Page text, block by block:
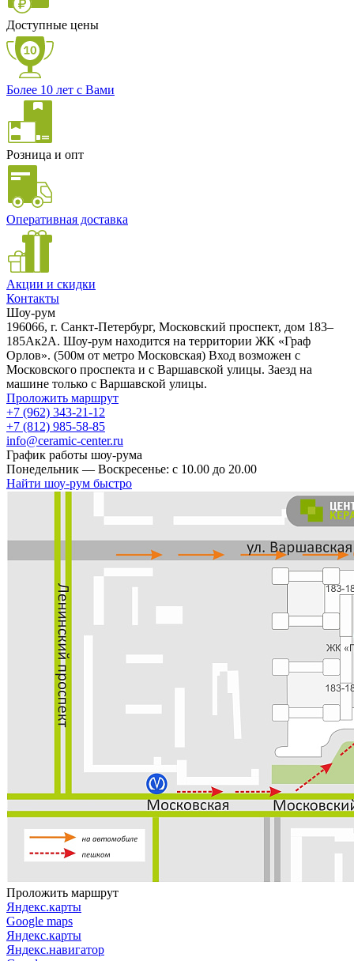
Доступные цены
Более 10 лет с Вами
Розница и опт
Оперативная доставка
Акции и скидки
Контакты
Шоу-рум
196066, г. Санкт-Петербург, Московский проспект, дом 183–
185Ак2А. Шоу-рум находится на территории ЖК «Граф
Орлов». (500м от метро Московская) Вход возможен с
Московского проспекта и с Варшавской улицы. Заезд на
машине только с Варшавской улицы.
Проложить маршрут
+7 (962) 343-21-12
+7 (812) 985-58-85
info@ceramic-center.ru
График работы шоу-рума
Понедельник — Воскресенье: с 10.00 до 20.00
Найти шоу-рум быстро
Проложить маршрут
Яндекс.карты
Google maps
Яндекс.карты
Яндекс.навигатор